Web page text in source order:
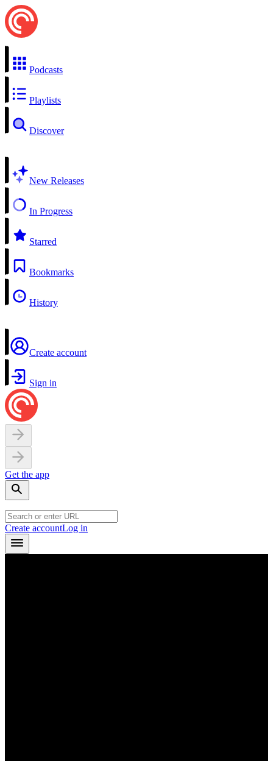
Podcasts
Playlists
Discover
New Releases
In Progress
Starred
Bookmarks
History
Create account
Sign in
Get the app
Create accountLog in